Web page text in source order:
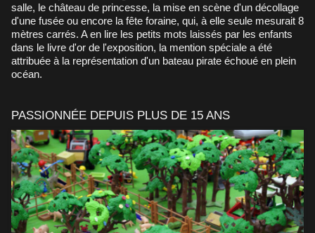
salle, le château de princesse, la mise en scène d'un décollage
d'une fusée ou encore la fête foraine, qui, à elle seule mesurait 8
mètres carrés. A en lire les petits mots laissés par les enfants
dans le livre d'or de l'exposition, la mention spéciale a été
attribuée à la représentation d'un bateau pirate échoué en plein
océan.
PASSIONNÉE DEPUIS PLUS DE 15 ANS